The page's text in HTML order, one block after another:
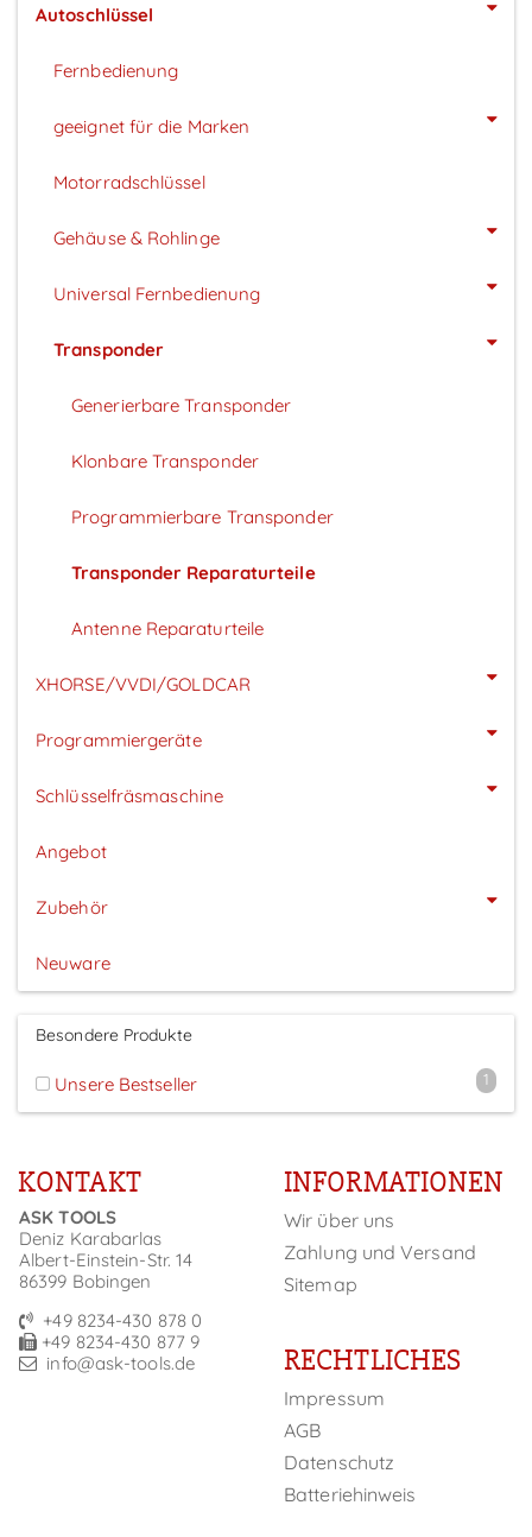
Autoschlüssel
Fernbedienung
geeignet für die Marken
Motorradschlüssel
Gehäuse & Rohlinge
Universal Fernbedienung
Transponder
Generierbare Transponder
Klonbare Transponder
Programmierbare Transponder
Transponder Reparaturteile
Antenne Reparaturteile
XHORSE/VVDI/GOLDCAR
Programmiergeräte
Schlüsselfräsmaschine
Angebot
Zubehör
Neuware
Besondere Produkte
1
Unsere Bestseller
KONTAKT
ASK TOOLS
Deniz Karabarlas
Albert-Einstein-Str. 14
86399 Bobingen
+49 8234-430 878 0
+49 8234-430 877 9
info@ask-tools.de
INFORMATIONEN
Wir über uns
Zahlung und Versand
Sitemap
RECHTLICHES
Impressum
AGB
Datenschutz
Batteriehinweis